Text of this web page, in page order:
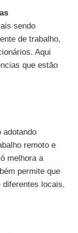
sendo
de trabalho,
Aqui
que estão
adotando
remoto e
melhora a
permite que
diferentes locais.